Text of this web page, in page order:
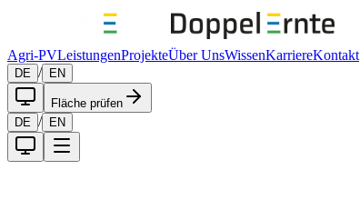
Agri-PVLeistungenProjekteÜber UnsWissenKarriereKontakt
DE / EN
Fläche prüfen
DE / EN